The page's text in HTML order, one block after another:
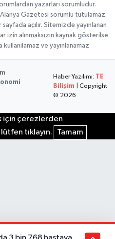
yazarları sorumludur.
Gazetesi sorumlu tutulamaz.
açılır. Sitemizde yayınlanan
izin alınmaksızın kaynak gösterilse
ve yayınlanamaz
Haber Yazılımı:
TE
Bilişim | Copyright
© 2026
için çerezlerden
tıklayın.
Tamam